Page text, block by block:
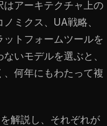
はアーキテクチャ上の
ミクス、UA戦略、
トフォームツールを
いモデルを選ぶと、
何年にもわたって複
解説し、それぞれが